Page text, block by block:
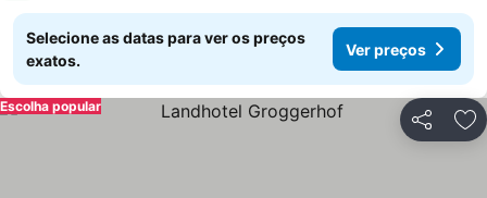
Selecione as datas para ver os preços
exatos.
Ver preços
Partilhar
Escolha popular